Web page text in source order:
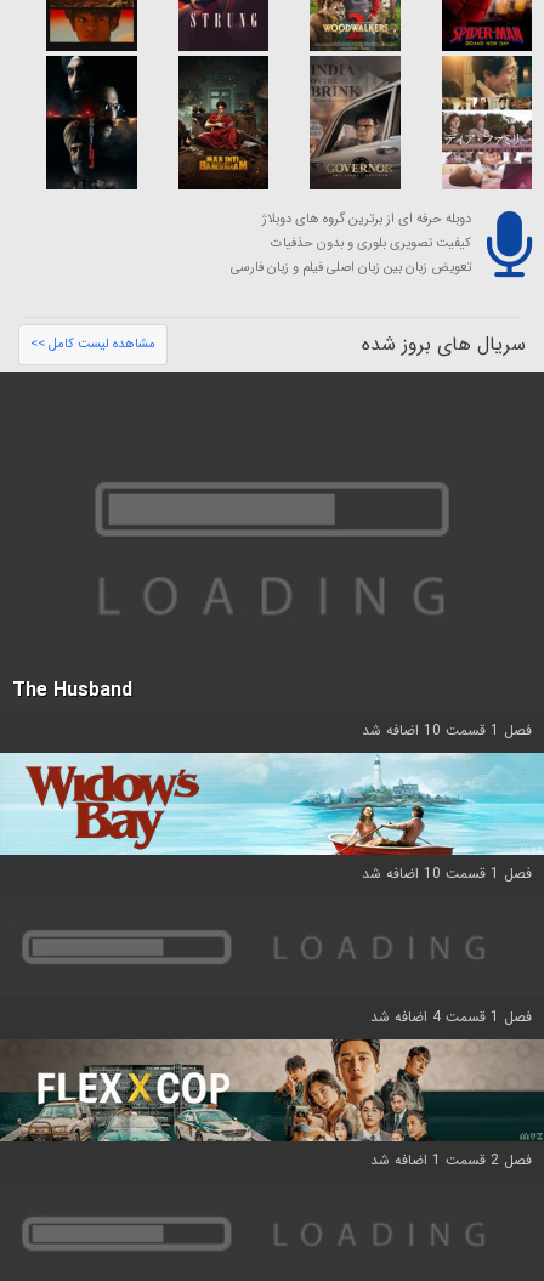
دوبله حرفه ای از برترین گروه های دوبلاژ
کیفیت تصویری بلوری و بدون حذفیات
تعویض زبان بین زبان اصلی فیلم و زبان فارسی
سریال های بروز شده مشاهده لیست کامل >>
The Husband
فصل 1 قسمت 10 اضافه شد
فصل 1 قسمت 10 اضافه شد
فصل 1 قسمت 4 اضافه شد
فصل 2 قسمت 1 اضافه شد